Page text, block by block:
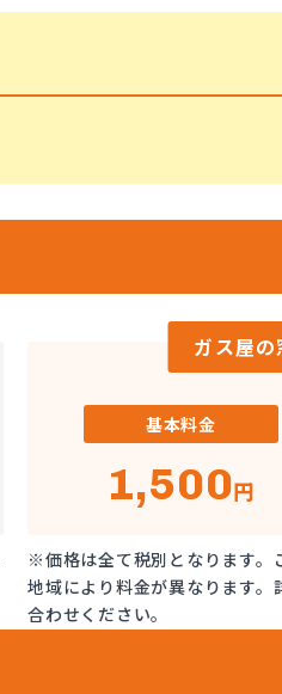
ガス屋
基本料金
1,500円
※価格は全て税別となります。
地域により料金が異なります。
合わせください。